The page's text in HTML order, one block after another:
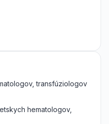
transfúziologov
hematologov,